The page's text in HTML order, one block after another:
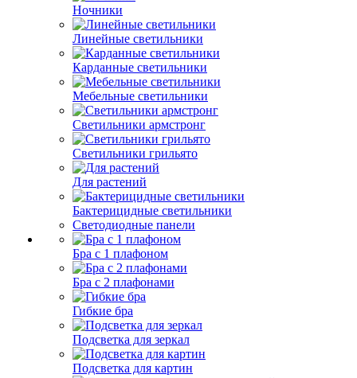
Ночники
Линейные светильники
Карданные светильники
Мебельные светильники
Светильники армстронг
Светильники грильято
Для растений
Бактерицидные светильники
Светодиодные панели
Бра с 1 плафоном
Бра с 2 плафонами
Гибкие бра
Подсветка для зеркал
Подсветка для картин